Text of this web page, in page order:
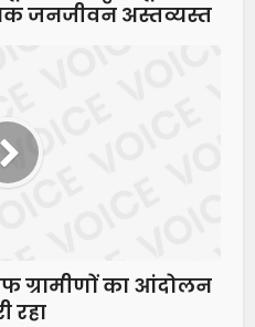
जनजीवन अस्तव्यस्त
ग्रामीणों का आंदोलन
रहा